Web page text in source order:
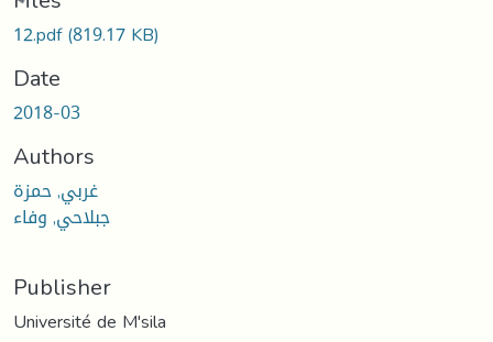
12.pdf(819.17 KB)
Date
2018-03
Authors
غربي, حمزة
جبلاحي, وفاء
Publisher
Université de M'sila